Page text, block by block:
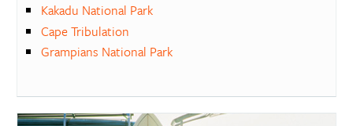
Kakadu National Park
Cape Tribulation
Grampians National Park